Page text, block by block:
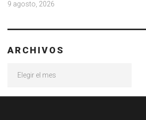
9 agosto, 2026
ARCHIVOS